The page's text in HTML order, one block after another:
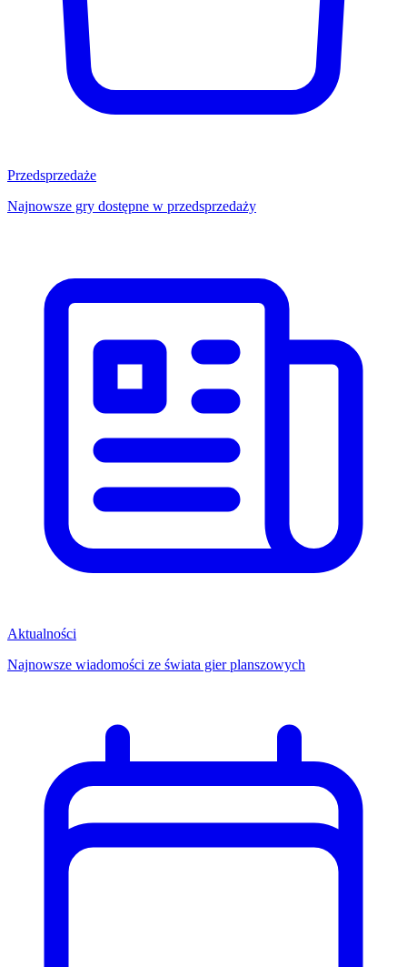
Przedsprzedaże
Najnowsze gry dostępne w przedsprzedaży
Aktualności
Najnowsze wiadomości ze świata gier planszowych